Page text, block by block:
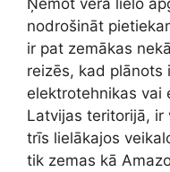
nodrošināt
ir pat zemākas
reizēs, kad plānots
elektrotehnikas vai
Latvijas teritorijā,
trīs lielākajos
tik zemas kā